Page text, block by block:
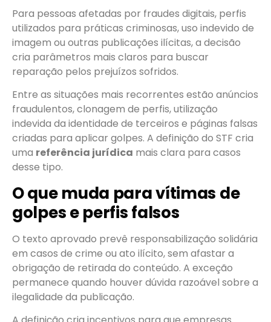
Para pessoas afetadas por fraudes digitais, perfis
utilizados para práticas criminosas, uso indevido de
imagem ou outras publicações ilícitas, a decisão
cria parâmetros mais claros para buscar
reparação pelos prejuízos sofridos.
Entre as situações mais recorrentes estão anúncios
fraudulentos, clonagem de perfis, utilização
indevida da identidade de terceiros e páginas falsas
criadas para aplicar golpes. A definição do STF cria
uma referência jurídica mais clara para casos
desse tipo.
O que muda para vítimas de
golpes e perfis falsos
O texto aprovado prevê responsabilização solidária
em casos de crime ou ato ilícito, sem afastar a
obrigação de retirada do conteúdo. A exceção
permanece quando houver dúvida razoável sobre a
ilegalidade da publicação.